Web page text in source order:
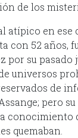
de los
atípico en
con 52 años,
por su
universos
de
pero
quemaban.